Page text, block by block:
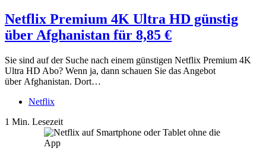
Netflix Premium 4K Ultra HD günstig
über Afghanistan für 8,85 €
Sie sind auf der Suche nach einem günstigen Netflix Premium 4K
Ultra HD Abo? Wenn ja, dann schauen Sie das Angebot
über Afghanistan. Dort…
Netflix
1 Min. Lesezeit